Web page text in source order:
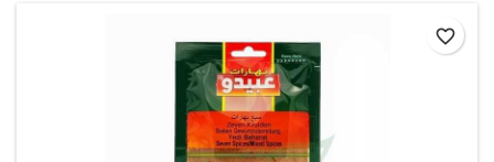
favorite_border